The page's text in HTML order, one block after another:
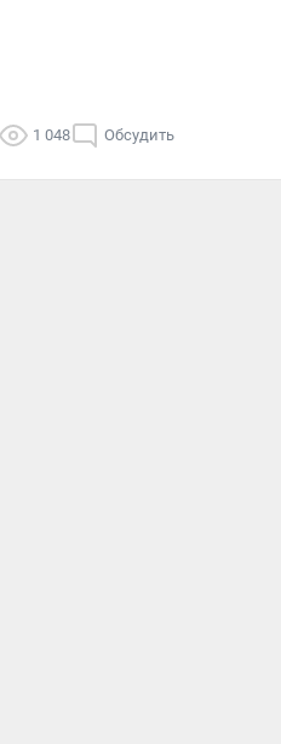
1 048 Обсудить